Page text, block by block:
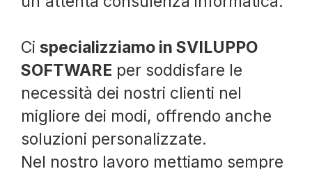
Ci specializziamo in SVILUPPO
SOFTWARE per soddisfare le
necessità dei nostri clienti nel
migliore dei modi, offrendo anche
soluzioni personalizzate.
Nel nostro lavoro mettiamo sempre